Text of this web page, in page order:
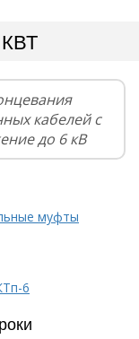
кабелей с
до 6 кВ
муфты
6